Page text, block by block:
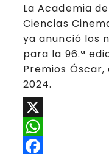
La Academia
Ciencias
ya anunció los
para la 96.ª
Premios
2024.
X
WhatsApp